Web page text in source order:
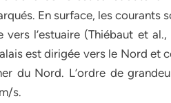
En surface, les courants
l’estuaire (Thiébaut et
est dirigée vers le Nord et
du Nord. L’ordre de
s.